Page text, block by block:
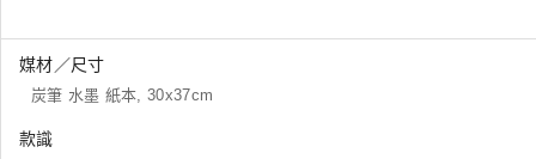
媒材／尺寸
炭筆 水墨 紙本, 30x37cm
款識